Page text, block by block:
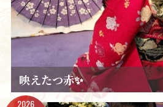
映えたつ赤✨️
2026